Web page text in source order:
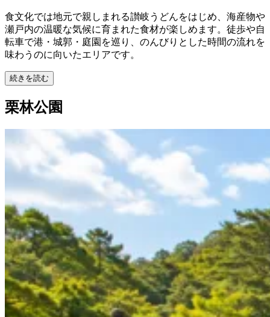
食文化では地元で親しまれる讃岐うどんをはじめ、海産物や
瀬戸内の温暖な気候に育まれた食材が楽しめます。徒歩や自
転車で港・城郭・庭園を巡り、のんびりとした時間の流れを
味わうのに向いたエリアです。
続きを読む
栗林公園